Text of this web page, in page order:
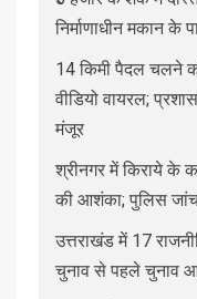
निर्माणाधीन मकान के
14 किमी पैदल चलने
वीडियो वायरल;
मंजूर
श्रीनगर में किराये के
की आशंका; पुलिस
उत्तराखंड में 17
चुनाव से पहले चुनाव